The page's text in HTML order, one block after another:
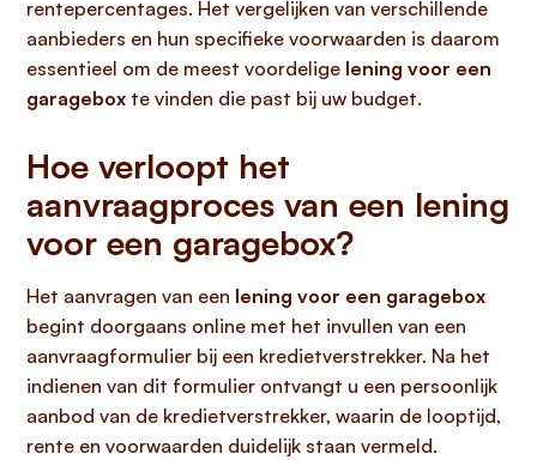
rentepercentages. Het vergelijken van verschillende
aanbieders en hun specifieke voorwaarden is daarom
essentieel om de meest voordelige lening voor een
garagebox te vinden die past bij uw budget.
Hoe verloopt het
aanvraagproces van een lening
voor een garagebox?
Het aanvragen van een lening voor een garagebox
begint doorgaans online met het invullen van een
aanvraagformulier bij een kredietverstrekker. Na het
indienen van dit formulier ontvangt u een persoonlijk
aanbod van de kredietverstrekker, waarin de looptijd,
rente en voorwaarden duidelijk staan vermeld.